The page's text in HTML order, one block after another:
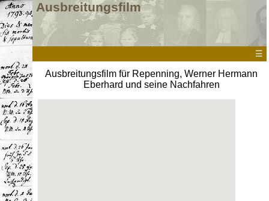
Ausbreitungsfilm
☰
Ausbreitungsfilm für Repenning, Werner Hermann
Eberhard und seine Nachfahren